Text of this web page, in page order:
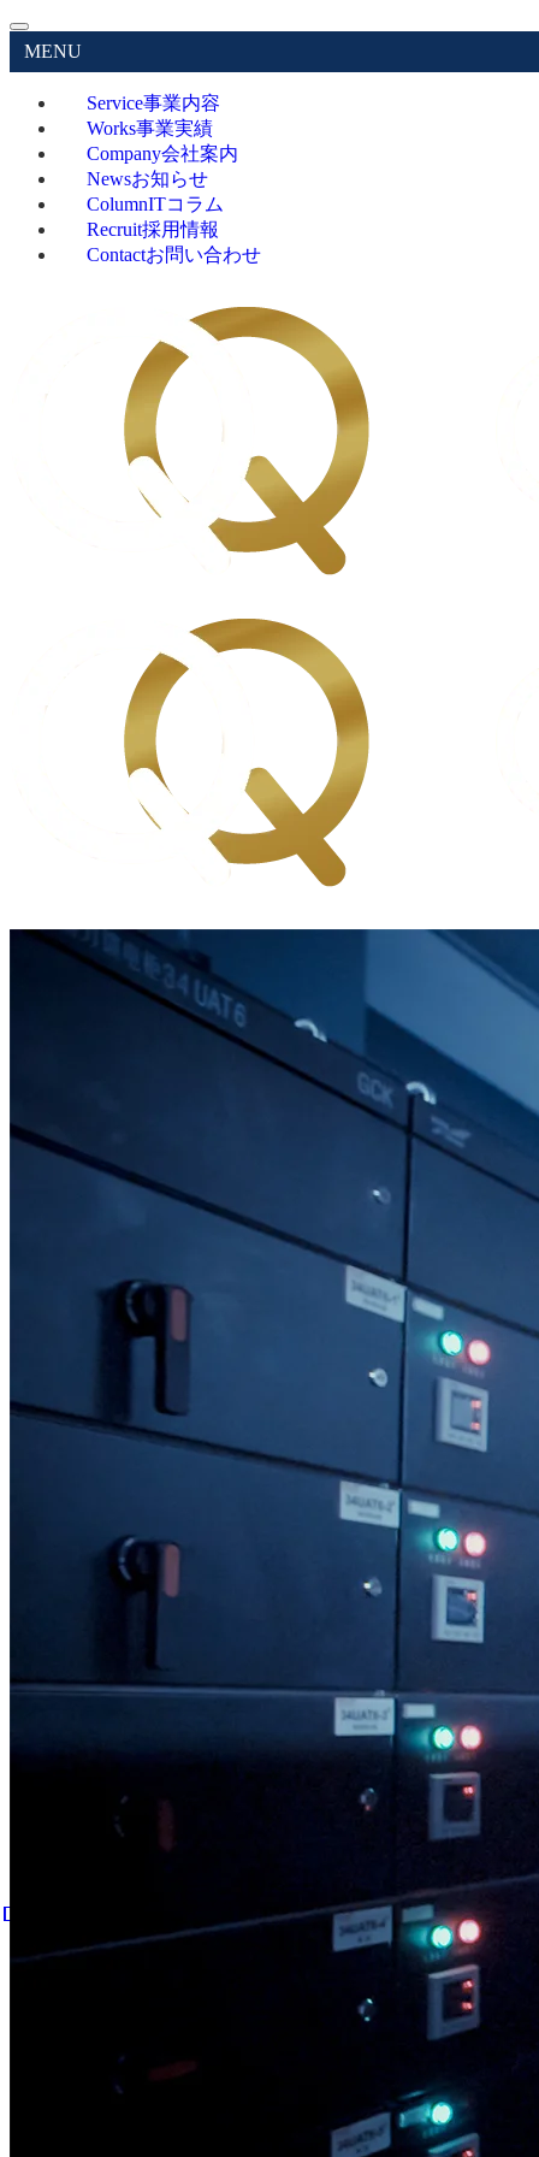
MENU
Service事業内容
Works事業実績
Company会社案内
Newsお知らせ
ColumnITコラム
Recruit採用情報
Contactお問い合わせ